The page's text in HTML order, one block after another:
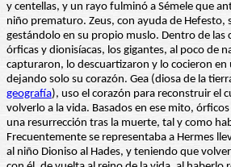
y centellas, y un rayo fulminó a Sémele que
niño prematuro. Zeus, con ayuda de Hefesto,
gestándolo en su propio muslo. Dentro de las
órficas y dionisíacas, los gigantes, al poco de
capturaron, lo descuartizaron y lo cocieron en
dejando solo su corazón. Gea (diosa de la
geografía), uso el corazón para reconstruir el
volverlo a la vida. Basados en ese mito,
una resurrección tras la muerte, tal y como
Frecuentemente se representaba a Hermes
al niño Dioniso al Hades, y teniendo que